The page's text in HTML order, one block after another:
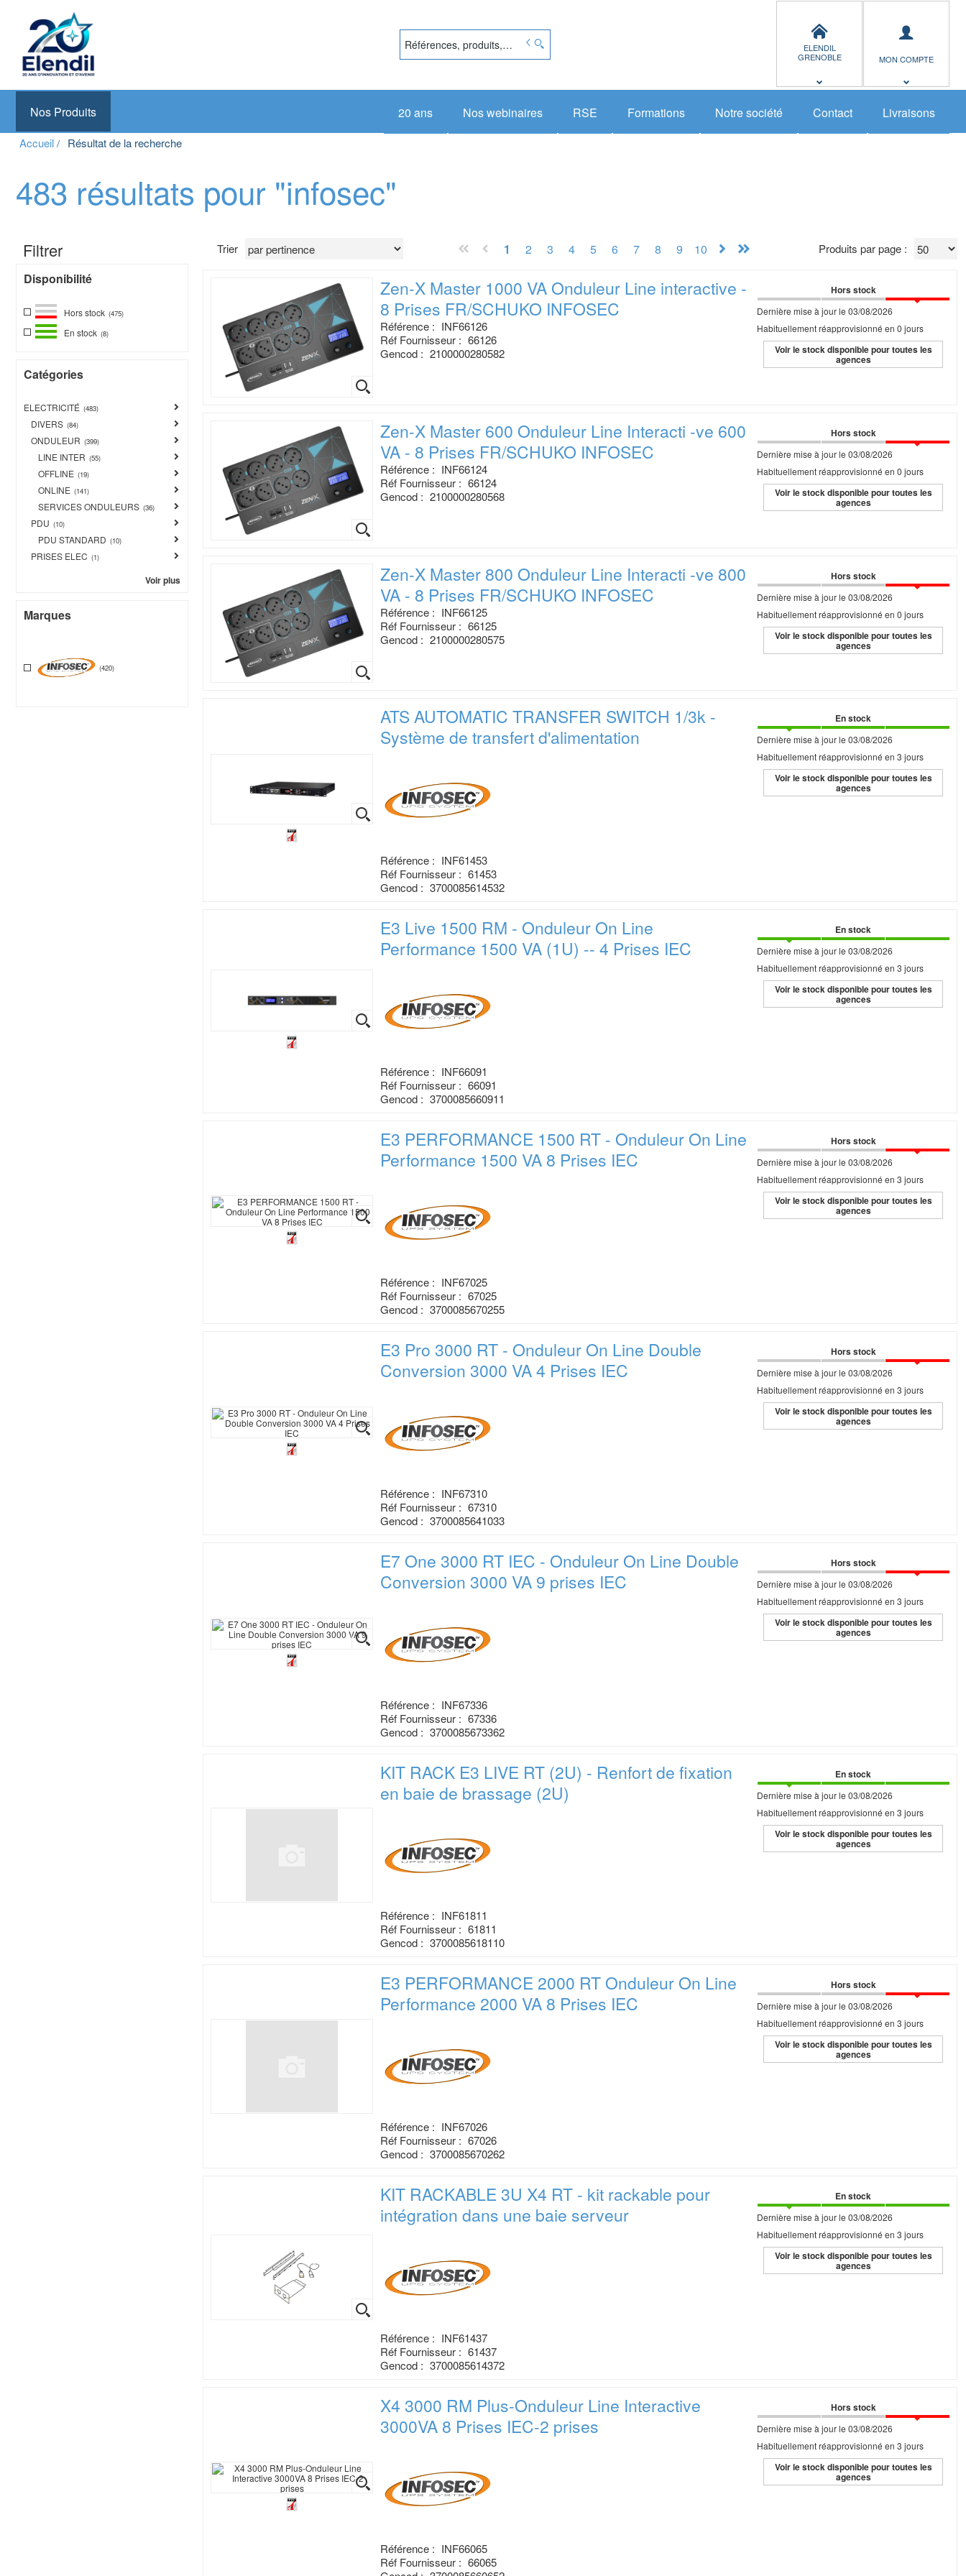
ELENDIL
GRENOBLE
MON COMPTE
Nos Produits 20 ans Nos webinaires RSE Formations Notre société Contact Livraisons
Accueil Résultat de la recherche
483 résultats pour "infosec"
Filtrer
Disponibilité
Hors stock (475)
En stock (8)
Catégories
ELECTRICITÉ (483)
DIVERS (84)
ONDULEUR (399)
LINE INTER (55)
OFFLINE (19)
ONLINE (141)
SERVICES ONDULEURS (36)
PDU (10)
PDU STANDARD (10)
PRISES ELEC (1)
Voir plus
Marques
(420)
Trier 1 2 3 4 5 6 7 8 9 10 Produits par page :
Zen-X Master 1000 VA Onduleur Line interactive -
8 Prises FR/SCHUKO INFOSEC
Référence : INF66126
Réf Fournisseur : 66126
Gencod : 2100000280582
Hors stock
Dernière mise à jour le 03/08/2026
Habituellement réapprovisionné en 0 jours
Voir le stock disponible pour toutes les
agences
Zen-X Master 600 Onduleur Line Interacti -ve 600
VA - 8 Prises FR/SCHUKO INFOSEC
Référence : INF66124
Réf Fournisseur : 66124
Gencod : 2100000280568
Hors stock
Dernière mise à jour le 03/08/2026
Habituellement réapprovisionné en 0 jours
Voir le stock disponible pour toutes les
agences
Zen-X Master 800 Onduleur Line Interacti -ve 800
VA - 8 Prises FR/SCHUKO INFOSEC
Référence : INF66125
Réf Fournisseur : 66125
Gencod : 2100000280575
Hors stock
Dernière mise à jour le 03/08/2026
Habituellement réapprovisionné en 0 jours
Voir le stock disponible pour toutes les
agences
ATS AUTOMATIC TRANSFER SWITCH 1/3k -
Système de transfert d'alimentation
Référence : INF61453
Réf Fournisseur : 61453
Gencod : 3700085614532
En stock
Dernière mise à jour le 03/08/2026
Habituellement réapprovisionné en 3 jours
Voir le stock disponible pour toutes les
agences
E3 Live 1500 RM - Onduleur On Line
Performance 1500 VA (1U) -- 4 Prises IEC
Référence : INF66091
Réf Fournisseur : 66091
Gencod : 3700085660911
En stock
Dernière mise à jour le 03/08/2026
Habituellement réapprovisionné en 3 jours
Voir le stock disponible pour toutes les
agences
E3 PERFORMANCE 1500 RT - Onduleur On Line
Performance 1500 VA 8 Prises IEC
Référence : INF67025
Réf Fournisseur : 67025
Gencod : 3700085670255
Hors stock
Dernière mise à jour le 03/08/2026
Habituellement réapprovisionné en 3 jours
Voir le stock disponible pour toutes les
agences
E3 Pro 3000 RT - Onduleur On Line Double
Conversion 3000 VA 4 Prises IEC
Référence : INF67310
Réf Fournisseur : 67310
Gencod : 3700085641033
Hors stock
Dernière mise à jour le 03/08/2026
Habituellement réapprovisionné en 3 jours
Voir le stock disponible pour toutes les
agences
E7 One 3000 RT IEC - Onduleur On Line Double
Conversion 3000 VA 9 prises IEC
Référence : INF67336
Réf Fournisseur : 67336
Gencod : 3700085673362
Hors stock
Dernière mise à jour le 03/08/2026
Habituellement réapprovisionné en 3 jours
Voir le stock disponible pour toutes les
agences
KIT RACK E3 LIVE RT (2U) - Renfort defixation
en baie de brassage (2U)
Référence : INF61811
Réf Fournisseur : 61811
Gencod : 3700085618110
En stock
Dernière mise à jour le 03/08/2026
Habituellement réapprovisionné en 3 jours
Voir le stock disponible pour toutes les
agences
E3 PERFORMANCE 2000 RT Onduleur On Line
Performance 2000 VA 8 Prises IEC
Référence : INF67026
Réf Fournisseur : 67026
Gencod : 3700085670262
Hors stock
Dernière mise à jour le 03/08/2026
Habituellement réapprovisionné en 3 jours
Voir le stock disponible pour toutes les
agences
KIT RACKABLE 3U X4 RT - kit rackable pour
intégration dans une baie serveur
Référence : INF61437
Réf Fournisseur : 61437
Gencod : 3700085614372
En stock
Dernière mise à jour le 03/08/2026
Habituellement réapprovisionné en 3 jours
Voir le stock disponible pour toutes les
agences
X4 3000 RM Plus-Onduleur Line Interactive
3000VA 8 Prises IEC-2 prises
Référence : INF66065
Réf Fournisseur : 66065
Hors stock
Dernière mise à jour le 03/08/2026
Habituellement réapprovisionné en 3 jours
Voir le stock disponible pour toutes les
agences